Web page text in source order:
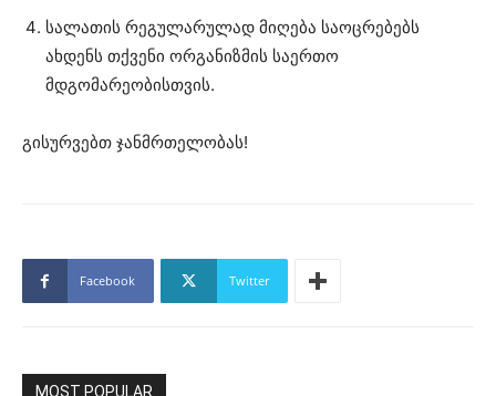
სალათის რეგულარულად მიღება საოცრებებს
ახდენს თქვენი ორგანიზმის საერთო
მდგომარეობისთვის.
გისურვებთ ჯანმრთელობას!
Facebook Twitter
MOST POPULAR